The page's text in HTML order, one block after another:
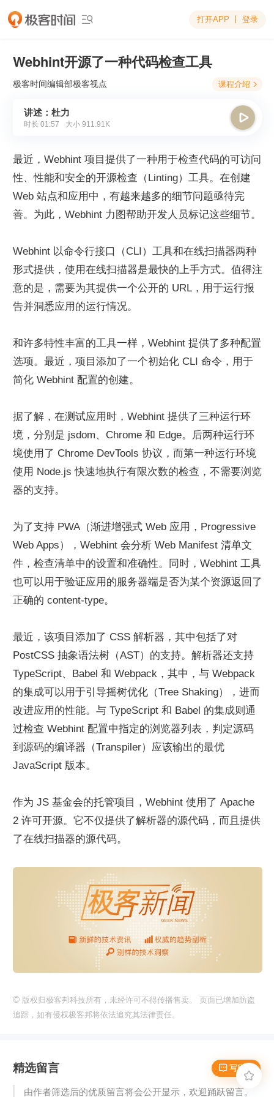
 打开APP 登录
Webhint开源了一种代码检查工具
极客时间编辑部极客视点 课程介绍 
讲述：杜力
时长 01:57 大小 911.91K

最近，Webhint 项目提供了一种用于检查代码的可访问
性、性能和安全的开源检查（Linting）工具。在创建
Web 站点和应用中，有越来越多的细节问题亟待完
善。为此，Webhint 力图帮助开发人员标记这些细节。
Webhint 以命令行接口（CLI）工具和在线扫描器两种
形式提供，使用在线扫描器是最快的上手方式。值得注
意的是，需要为其提供一个公开的 URL，用于运行报
告并洞悉应用的运行情况。
和许多特性丰富的工具一样，Webhint 提供了多种配置
选项。最近，项目添加了一个初始化 CLI 命令，用于
简化 Webhint 配置的创建。
据了解，在测试应用时，Webhint 提供了三种运行环
境，分别是 jsdom、Chrome 和 Edge。后两种运行环
境使用了 Chrome DevTools 协议，而第一种运行环境
使用 Node.js 快速地执行有限次数的检查，不需要浏览
器的支持。
为了支持 PWA（渐进增强式 Web 应用，Progressive
Web Apps），Webhint 会分析 Web Manifest 清单文
件，检查清单中的设置和准确性。同时，Webhint 工具
也可以用于验证应用的服务器端是否为某个资源返回了
正确的 content-type。
最近，该项目添加了 CSS 解析器，其中包括了对
PostCSS 抽象语法树（AST）的支持。解析器还支持
TypeScript、Babel 和 Webpack，其中，与 Webpack
的集成可以用于引导摇树优化（Tree Shaking），进而
改进应用的性能。与 TypeScript 和 Babel 的集成则通
过检查 Webhint 配置中指定的浏览器列表，判定源码
到源码的编译器（Transpiler）应该输出的最优
JavaScript 版本。
作为 JS 基金会的托管项目，Webhint 使用了 Apache
2 许可开源。它不仅提供了解析器的源代码，而且提供
了在线扫描器的源代码。
© 版权归极客邦科技所有，未经许可不得传播售卖。 页面已增加防盗
追踪，如有侵权极客邦将依法追究其法律责任。
 写留言
精选留言
由作者筛选后的优质留言将会公开显示，欢迎踊跃留言。
